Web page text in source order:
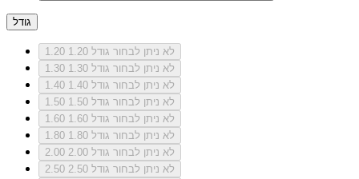
גודל
1.20
לא ניתן לבחור גודל 1.20
1.30
לא ניתן לבחור גודל 1.30
1.40
לא ניתן לבחור גודל 1.40
1.50
לא ניתן לבחור גודל 1.50
1.60
לא ניתן לבחור גודל 1.60
1.80
לא ניתן לבחור גודל 1.80
2.00
לא ניתן לבחור גודל 2.00
2.50
לא ניתן לבחור גודל 2.50